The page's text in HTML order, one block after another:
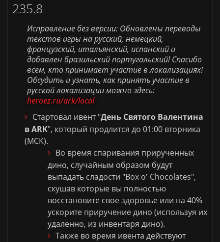
235.8
Исправление без версии: Обновлены переводы
текстов игры на русский, немецкий,
французский, итальянский, испанский и
добавлен бразильский португальский! Спасибо
всем, кто принимает участие в локализациях!
Обсудить и узнать, как принять участие в
русской локализации можно здесь:
heroez.ru/ark/local
Стартовал ивент "День Святого Валентина
вARK", который продлится до 01:00 вторника
(МСК).
Во время спаривания прирученных
дино, случайным образом будут
выпадать сладости "Box o' Chocolates",
скушав которые вы полностью
восстановите свое здоровье или на 40%
ускорите приручение дино (используя их
удаленно, из инвентаря дино).
Также во время ивента действуют